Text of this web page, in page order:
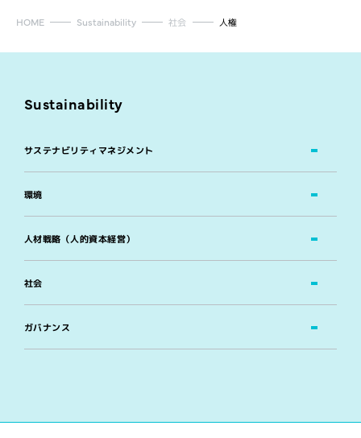
HOME Sustainability 社会 人権
Sustainability
サステナビリティマネジメント
環境
人材戦略（人的資本経営）
社会
ガバナンス